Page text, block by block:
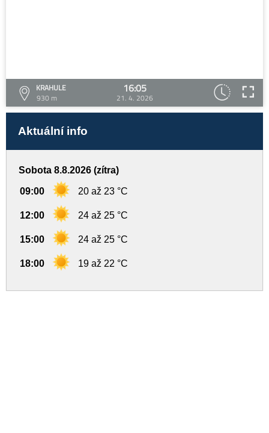
KRAHULE
930 m
16:05
21. 4. 2026
Aktuální info
Sobota 8.8.2026 (zítra)
09:00 20 až 23 °C
12:00 24 až 25 °C
15:00 24 až 25 °C
18:00 19 až 22 °C